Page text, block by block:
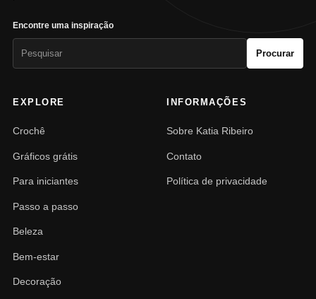
Encontre uma inspiração
Procurar
EXPLORE
Crochê
Gráficos grátis
Para iniciantes
Passo a passo
Beleza
Bem-estar
Decoração
INFORMAÇÕES
Sobre Katia Ribeiro
Contato
Política de privacidade